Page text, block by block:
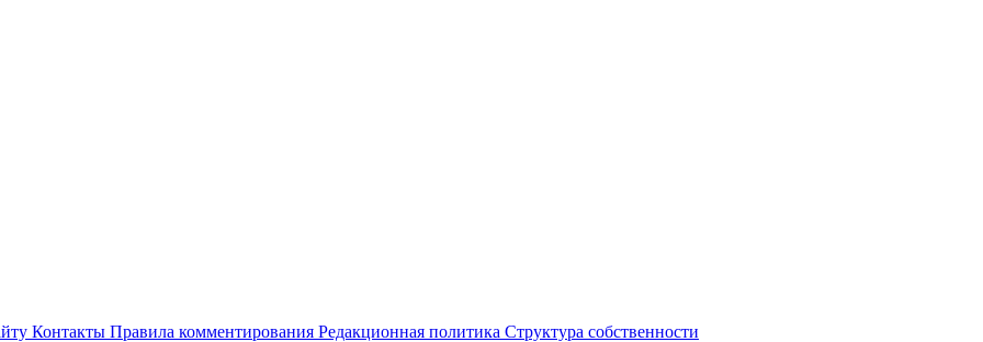
Контакты Правила комментирования Редакционная политика Структура собственности